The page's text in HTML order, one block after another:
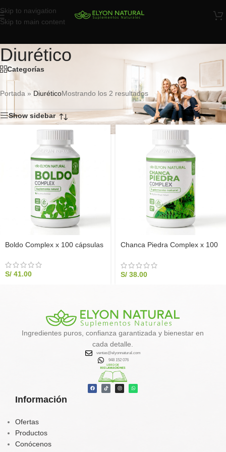
Skip to navigation
Skip to main content
Diurético
Categorías
Portada » DiuréticoMostrando los 2 resultados
Show sidebar
Boldo Complex x 100 cápsulas
S/ 41.00
Chanca Piedra Complex x 100
S/ 38.00
Información
Ofertas
Productos
Conócenos
Ingredientes puros, confianza garantizada y bienestar en
cada detalle.
ventas@elyonnatural.com
948 152 076